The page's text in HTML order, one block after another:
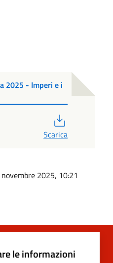
2025 - Imperi e i
Scarica
2025, 10:21
le informazioni